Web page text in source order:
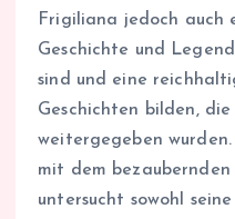
Frigiliana jedoch auch
Geschichte und
sind und eine
Geschichten bilden,
weitergegeben
mit dem
untersucht sowohl